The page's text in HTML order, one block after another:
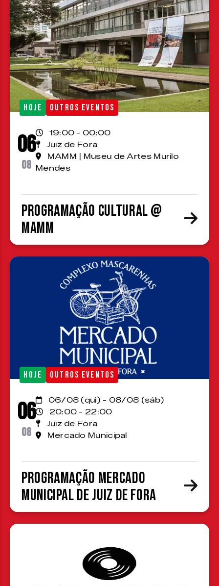
HOJE OUTROS EVENTOS
06
08
19:00 - 00:00
Juiz de Fora
MAMM | Museu de Artes Murilo
Mendes
Programação cultural @
MAMM
HOJE OUTROS EVENTOS
06
08
06/08 (qui) - 08/08 (sáb)
20:00 - 22:00
Juiz de Fora
Mercado Municipal
Programação Mercado
Municipal de Juiz de Fora